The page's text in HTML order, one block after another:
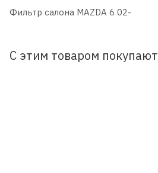
Фильтр салона MAZDA 6 02-
С этим товаром покупают